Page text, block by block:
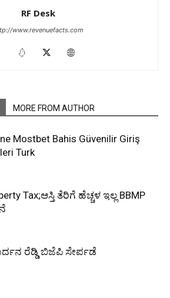
RF Desk
www.revenuefacts.com
MORE FROM AUTHOR
Mostbet Bahis Güvenilir Giriş
Turk
Tax;ಆಸ್ತಿ ತೆರಿಗೆ ಹೆಚ್ಚಳ ಇಲ್ಲ BBMP
ರೆಡ್ಡಿ ಬಿಜೆಪಿ ಸೇರ್ಪಡೆ